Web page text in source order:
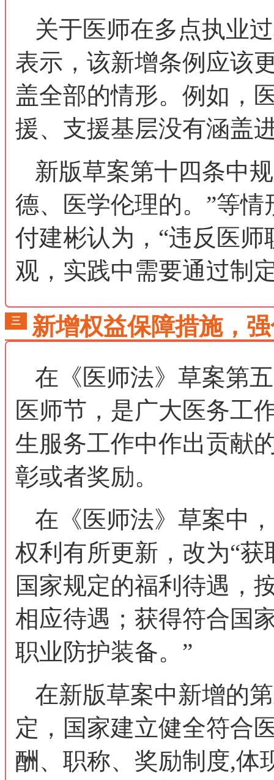
关于医师在多点执业
表示，该新增条例应该
盖全部的情形。例如，
援、支援基层没有涵盖
新版草案第十四条中
德、医学伦理的。”等
付建彬认为，“违反医
观，实践中需要通过制
三
新增权益保障措施，
在《医师法》草案第
医师节，是广大医务工
生服务工作中作出贡献
彰或者奖励。
在《医师法》草案中
权利有所更新，改为“
国家规定的福利待遇，
相应待遇；获得符合国
职业防护装备。”
在新版草案中新增的
定，国家建立健全符合
酬、职称、奖励制度,体